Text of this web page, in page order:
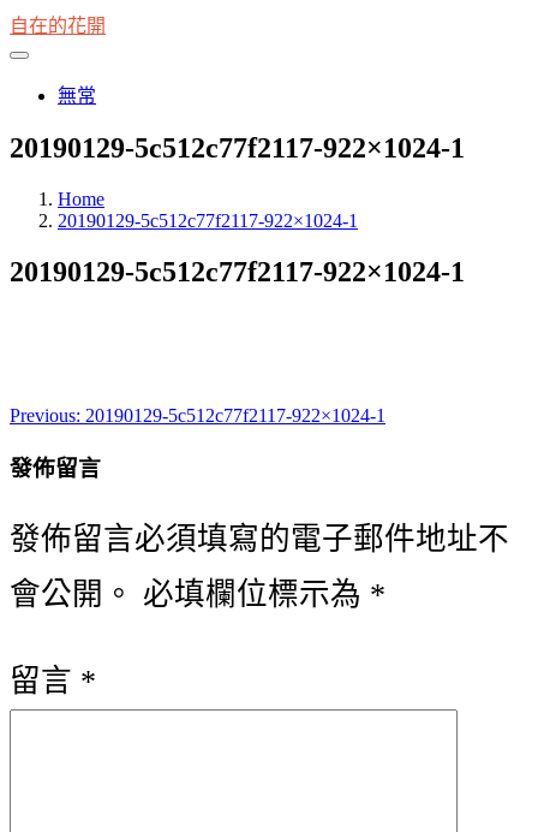
Skip
to
content
自在的花開
Primary
無常
20190129-5c512c77f2117-922×1024-1
Home
20190129-5c512c77f2117-922×1024-1
20190129-5c512c77f2117-922×1024-1
文
章
覽
Previous: 20190129-5c512c77f2117-922×1024-1
發佈留言
發佈留言必須填寫的電子郵件地址不
會公開。 必填欄位標示為 *
留言 *